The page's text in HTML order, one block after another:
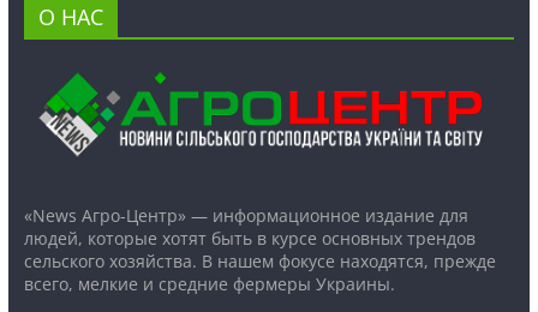
О НАС
«News Агро-Центр» — информационное издание для
людей, которые хотят быть в курсе основных трендов
сельского хозяйства. В нашем фокусе находятся, прежде
всего, мелкие и средние фермеры Украины.